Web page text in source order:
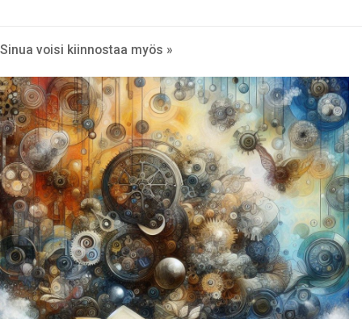
Sinua voisi kiinnostaa myös »